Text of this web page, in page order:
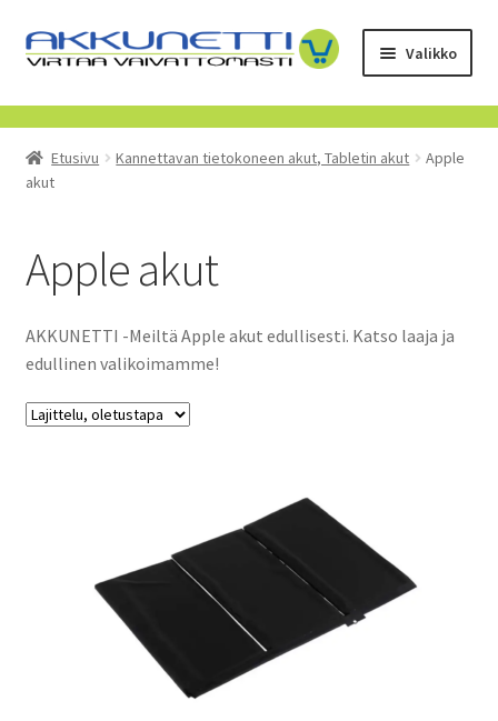
Siirry
navigointiin
Siirry
sisältöön
Valikko
Kauppa
Tietoa meistä
Toimitusehdot
POISTUVAT TUOTTEET
Etusivu Kannettavan tietokoneen akut, Tabletin akut
Apple
akut
Apple akut
AKKUNETTI -Meiltä Apple akut edullisesti. Katso laaja ja
edullinen valikoimamme!